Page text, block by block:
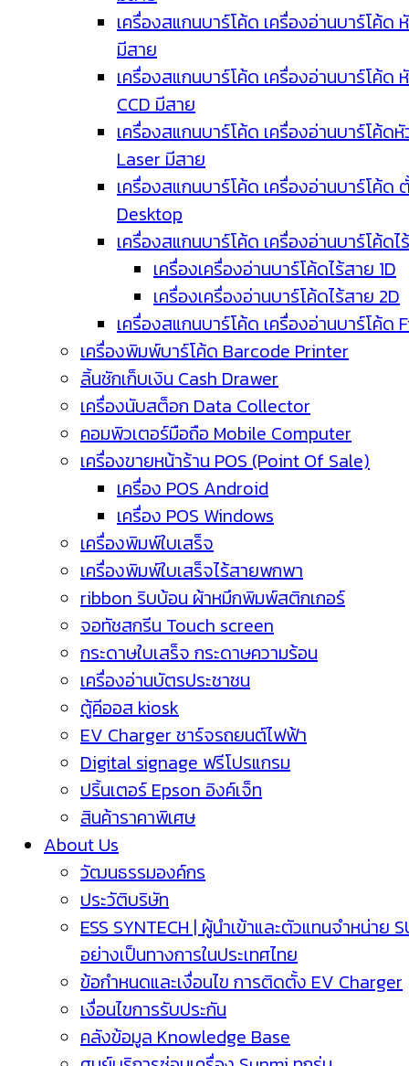
เครื่องสแกนบาร์โค้ด เครื่องอ่านบาร์โค้ด
มีสาย
เครื่องสแกนบาร์โค้ด เครื่องอ่านบาร์โค้ด
CCD มีสาย
เครื่องสแกนบาร์โค้ด เครื่องอ่านบาร์โค้ด
Laser มีสาย
เครื่องสแกนบาร์โค้ด เครื่องอ่านบาร์โค้ด
Desktop
เครื่องสแกนบาร์โค้ด เครื่องอ่านบาร์โค้ดไ
เครื่องเครื่องอ่านบาร์โค้ดไร้สาย 1D
เครื่องเครื่องอ่านบาร์โค้ดไร้สาย 2D
เครื่องสแกนบาร์โค้ด เครื่องอ่านบาร์โค้ด
เครื่องพิมพ์บาร์โค้ด Barcode Printer
ลิ้นชักเก็บเงิน Cash Drawer
เครื่องนับสต็อก Data Collector
คอมพิวเตอร์มือถือ Mobile Computer
เครื่องขายหน้าร้าน POS (Point Of Sale)
เครื่อง POS Android
เครื่อง POS Windows
เครื่องพิมพ์ใบเสร็จ
เครื่องพิมพ์ใบเสร็จไร้สายพกพา
ribbon ริบบ้อน ผ้าหมึกพิมพ์สติกเกอร์
จอทัชสกรีน Touch screen
กระดาษใบเสร็จ กระดาษความร้อน
เครื่องอ่านบัตรประชาชน
ตู้คีออส kiosk
EV Charger ชาร์จรถยนต์ไฟฟ้า
Digital signage ฟรีโปรแกรม
ปริ้นเตอร์ Epson อิงค์เจ็ท
สินค้าราคาพิเศษ
About Us
วัฒนธรรมองค์กร
ประวัติบริษัท
ESS SYNTECH | ผู้นำเข้าและตัวแทนจำหน่าย
อย่างเป็นทางการในประเทศไทย
ข้อกำหนดและเงื่อนไข การติดตั้ง EV Charger
เงื่อนไขการรับประกัน
คลังข้อมูล Knowledge Base